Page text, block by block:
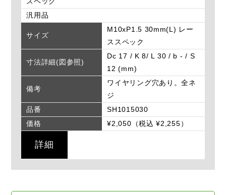
汎用品
サイズ
M10xP1.5 30mm(L) レー
ススペック
寸法詳細(図参照)
Dc 17 / K 8/ L 30 / b - / S
12 (mm)
備考
ワイヤリング穴あり。全ネ
ジ
品番
SH1015030
価格
¥2,050（税込 ¥2,255）
詳細